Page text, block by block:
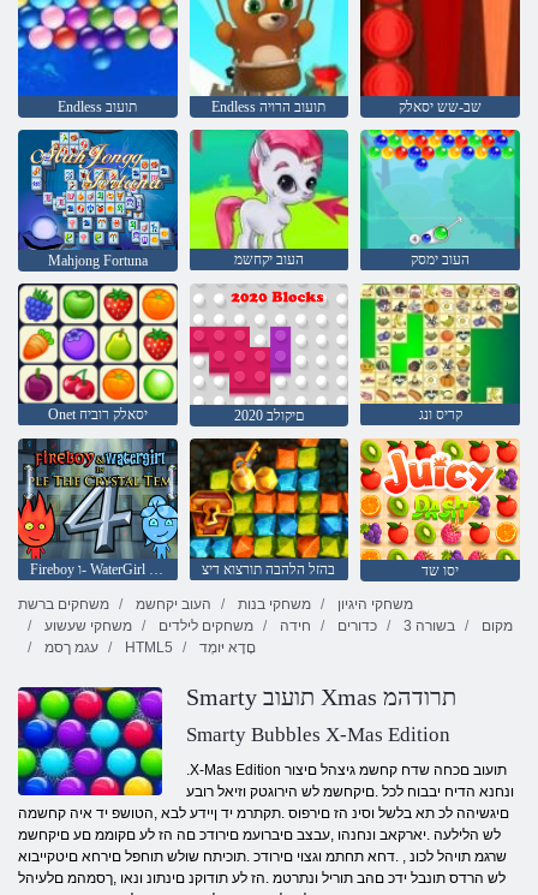
Endless תועוב Endless תועוב הרויה שב-שש יסאלק
Mahjong Fortuna העוב יקחשמ העוב ימסק
Onet יסאלק רוביח םיקולב 2020 קריס ונג
בהזל הלהבה תורצוא דיצ
יסו שד
משחקים ברשת
העוב יקחשמ משחקי בנות
משחקי היגיון
משחקי שעשוע
משחקים לילדים חידה כדורים 3 בשורה
מקום
עגמ ךסמ
HTML5 םָדָא יּומְד
Smarty תועוב Xmas תרודהמ
Smarty Bubbles X-Mas Edition
.X-Mas Edition תועוב םכחה שדח קחשמ גיצהל םיצור
ונחנא הדיח יבבוח לכל .םיקחשמ לש הירוגטק וזיאל רובע
םיגשיהה לכ תא בלשל וסינ הז םירפוס .תקתרמ יד ןיידע לבא ,הטושפ יד איה קחשמה
לש הלילעה .יארקאב ונחנהו ,עבצב םיברועמ םירודכ םה הז לע םקוממ םע םיקחשמ
שרגמ תויהל לכונ , .דחא תחתמ וגצוי םירודכ .תוכיתח שולש תוחפל םירחא םיטקייבוא
לש הרדס תונבל ידכ םהב תוריל ונתרטמ .הז לע תודוקנ םינתונ ונאו ,ךסמהמ םלעיהל